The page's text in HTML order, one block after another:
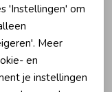
'Instellingen' om
Meer
en
je instellingen